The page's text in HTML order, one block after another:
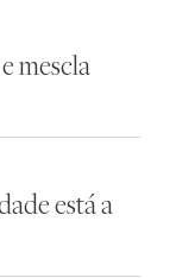
mescla
está a